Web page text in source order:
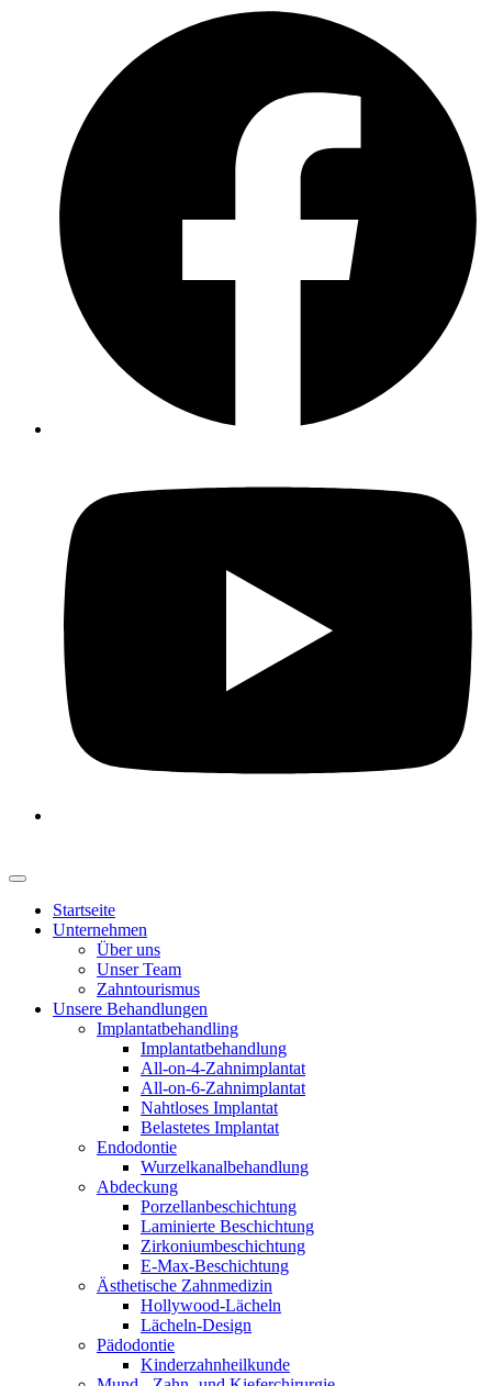
Startseite
Unternehmen
Über uns
Unser Team
Zahntourismus
Unsere Behandlungen
Implantatbehandling
Implantatbehandlung
All-on-4-Zahnimplantat
All-on-6-Zahnimplantat
Nahtloses Implantat
Belastetes Implantat
Endodontie
Wurzelkanalbehandlung
Abdeckung
Porzellanbeschichtung
Laminierte Beschichtung
Zirkoniumbeschichtung
E-Max-Beschichtung
Ästhetische Zahnmedizin
Hollywood-Lächeln
Lächeln-Design
Pädodontie
Kinderzahnheilkunde